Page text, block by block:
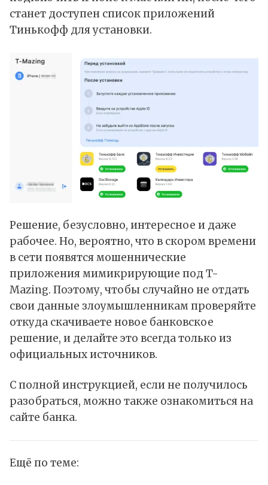
станет доступен список приложений
Тинькофф для установки.
Решение, безусловно, интересное и даже
рабочее. Но, вероятно, что в скором времени
в сети появятся мошеннические
приложения мимикрирующие под T-
Mazing. Поэтому, чтобы случайно не отдать
свои данные злоумышленникам проверяйте
откуда скачиваете новое банковское
решение, и делайте это всегда только из
официальных источников.
С полной инструкцией, если не получилось
разобраться, можно также ознакомитьсяна
сайте банка.
Ещё по теме: